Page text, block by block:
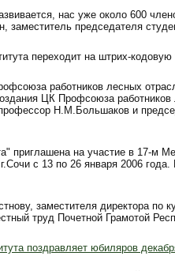
нас уже около 600
заместитель председателя
переходит на штрих-
работников лесных
ЦК Профсоюза
Н.М.Большаков и
приглашена на участие в 17-м
с 13 по 26 января 2006
заместителя директора по
труд Почетной Грамотой
поздравляет юбиляров